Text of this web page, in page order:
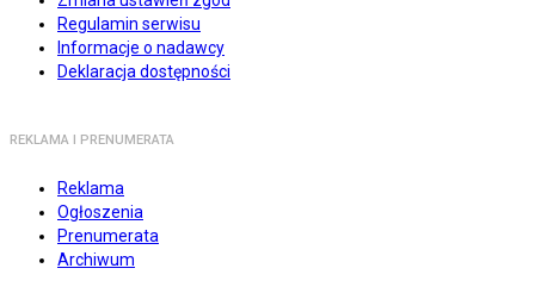
Regulamin serwisu
Informacje o nadawcy
Deklaracja dostępności
REKLAMA I PRENUMERATA
Reklama
Ogłoszenia
Prenumerata
Archiwum